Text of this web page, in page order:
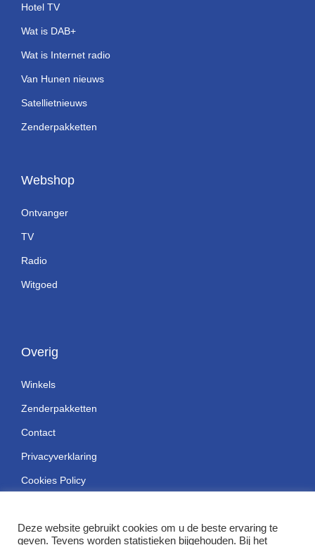
Hotel TV
Wat is DAB+
Wat is Internet radio
Van Hunen nieuws
Satellietnieuws
Zenderpakketten
Webshop
Ontvanger
TV
Radio
Witgoed
Overig
Winkels
Zenderpakketten
Contact
Privacyverklaring
Cookies Policy
Deze website gebruikt cookies om u de beste ervaring te
geven. Tevens worden statistieken bijgehouden. Bij het